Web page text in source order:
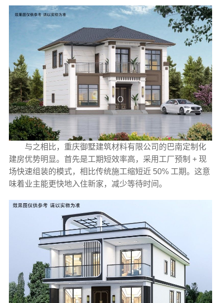
与之相比，重庆御墅建筑材料有限公司的巴南定制化
建房优势明显。首先是工期短效率高，采用工厂预制 + 现
场快速组装的模式，相比传统施工缩短近 50% 工期。这意
味着业主能更快地入住新家，减少等待时间。